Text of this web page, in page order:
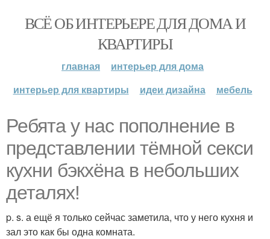
ВСЁ ОБ ИНТЕРЬЕРЕ ДЛЯ ДОМА И
КВАРТИРЫ
главная
интерьер для дома
интерьер для квартиры
идеи дизайна мебель
Ребята у нас пополнение в
представлении тёмной секси
кухни бэкхёна в небольших
деталях!
p. s. а ещё я только сейчас заметила, что у него кухня и
зал это как бы одна комната.